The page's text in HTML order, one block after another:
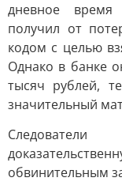
дневное
получил от
кодом с целью
Однако в банке
тысяч рублей,
значительный
обвинительным